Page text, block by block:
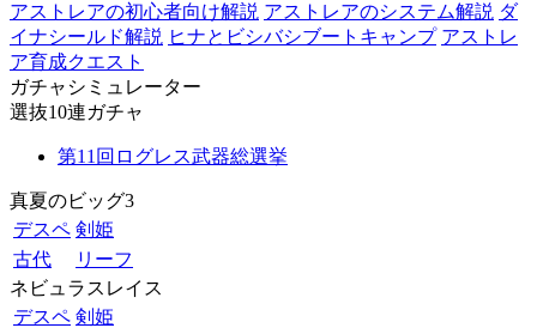
アストレアの初心者向け解説 アストレアのシステム解説 ダ
イナシールド解説 ヒナとビシバシブートキャンプ アストレ
ア育成クエスト
ガチャシミュレーター
選抜10連ガチャ
第11回ログレス武器総選挙
真夏のビッグ3
デスペ 剣姫
古代
リーフ
ネビュラスレイス
デスペ 剣姫